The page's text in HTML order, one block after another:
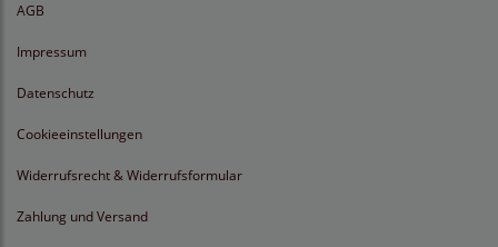
AGB
Impressum
Datenschutz
Cookieeinstellungen
Widerrufsrecht & Widerrufsformular
Zahlung und Versand